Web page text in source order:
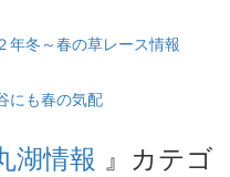
年冬～春の草レース情報
にも春の気配
湖情報 』カテゴ